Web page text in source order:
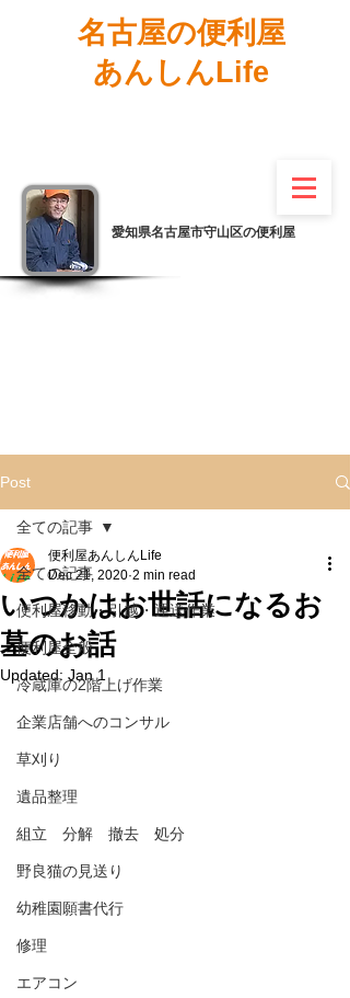
名古屋の便利屋
あんしんLife
愛知県名古屋市守山区の便利屋
Post
全ての記事
便利屋移動・引越・運送作業
便利屋全般
冷蔵庫の2階上げ作業
企業店舗へのコンサル
草刈り
遺品整理
組立 分解 撤去 処分
野良猫の見送り
幼稚園願書代行
修理
エアコン
全ての記事
いつかはお世話になるお
墓のお話
便利屋あんしんLife
Dec 21, 2020 2 min read
Updated: Jan 1